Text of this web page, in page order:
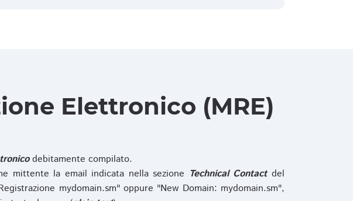
Elettronico (MRE)
debitamente compilato.
mittente la email indicata nella sezione Technical Contactdel
mydomain.sm" oppure "New Domain: mydomain.sm",